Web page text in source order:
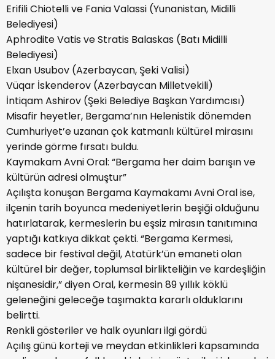
Erifili Chiotelli ve Fania Valassi (Yunanistan, Midilli
Belediyesi)
Aphrodite Vatis ve Stratis Balaskas (Batı Midilli
Belediyesi)
Elxan Usubov (Azerbaycan, Şeki Valisi)
Vüqar İskenderov (Azerbaycan Milletvekili)
İntiqam Ashirov (Şeki Belediye Başkan Yardımcısı)
Misafir heyetler, Bergama’nın Helenistik dönemden
Cumhuriyet’e uzanan çok katmanlı kültürel mirasını
yerinde görme fırsatı buldu.
Kaymakam Avni Oral: “Bergama her daim barışın ve
kültürün adresi olmuştur”
Açılışta konuşan Bergama Kaymakamı Avni Oral ise,
ilçenin tarih boyunca medeniyetlerin beşiği olduğunu
hatırlatarak, kermeslerin bu eşsiz mirasın tanıtımına
yaptığı katkıya dikkat çekti. “Bergama Kermesi,
sadece bir festival değil, Atatürk’ün emaneti olan
kültürel bir değer, toplumsal birlikteliğin ve kardeşliğin
nişanesidir,” diyen Oral, kermesin 89 yıllık köklü
geleneğini geleceğe taşımakta kararlı olduklarını
belirtti.
Renkli gösteriler ve halk oyunları ilgi gördü
Açılış günü korteji ve meydan etkinlikleri kapsamında